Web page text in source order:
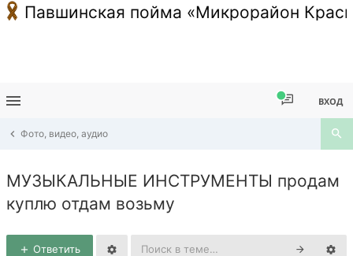
Павшинская пойма «Микрорайон
ВХОД
Фото, видео, аудио
МУЗЫКАЛЬНЫЕ ИНСТРУМЕНТЫ продам
куплю отдам возьму
Ответить